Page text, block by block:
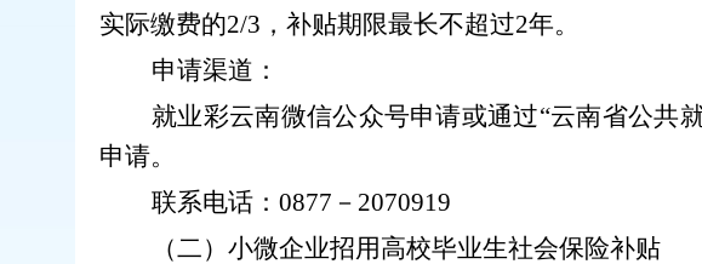
实际缴费的2/3 ，补贴期限最长不超过2年。
申请渠道：
就业彩云南微信公众号申请或通过“云南省公共
申请。
联系电话： 0877 － 2070919
（二）小微企业招用高校毕业生社会保险补贴